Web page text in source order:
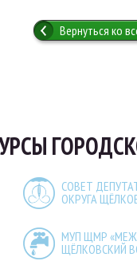
Вернуться ко
СОВЕТ
ОКРУГА
МУП ЩМР
ЩЁЛКОВСКИЙ